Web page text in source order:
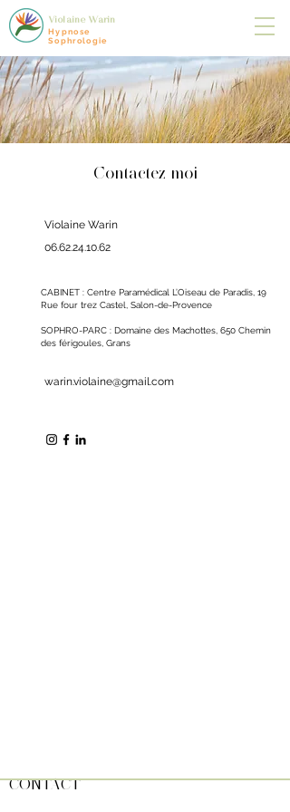
Violaine Warin
Hypnose
Sophrologie
Contactez moi
Violaine Warin
06.62.24.10.62
CABINET : Centre Paramédical L’Oiseau de Paradis, 19
Rue four trez Castel, Salon-de-Provence
SOPHRO-PARC : Domaine des Machottes, 650 Chemin
des férigoules, Grans
warin.violaine@gmail.com
CONTACT